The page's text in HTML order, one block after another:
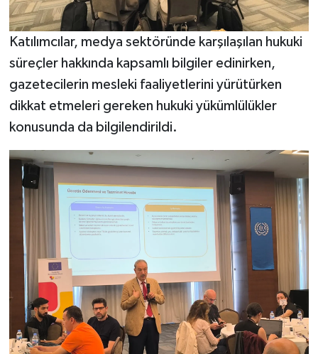
Katılımcılar, medya sektöründe karşılaşılan hukuki
süreçler hakkında kapsamlı bilgiler edinirken,
gazetecilerin mesleki faaliyetlerini yürütürken
dikkat etmeleri gereken hukuki yükümlülükler
konusunda da bilgilendirildi.